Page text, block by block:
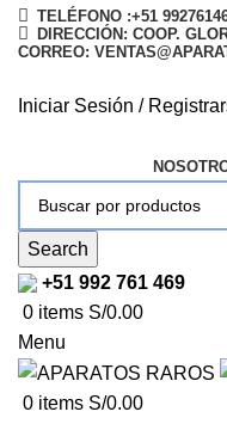
TELÉFONO :+51
DIRECCIÓN: COOP.
CORREO:
Iniciar Sesión /
Search
+51 992 761 469
0 items S/0.00
Menu
0 items S/0.00